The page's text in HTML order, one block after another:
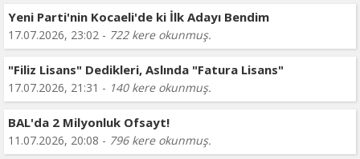
Yeni Parti'nin Kocaeli'de ki İlk Adayı Bendim
17.07.2026, 23:02 - 722 kere okunmuş.
"Filiz Lisans" Dedikleri, Aslında "Fatura Lisans"
17.07.2026, 21:31 - 140 kere okunmuş.
BAL'da 2 Milyonluk Ofsayt!
11.07.2026, 20:08 - 796 kere okunmuş.